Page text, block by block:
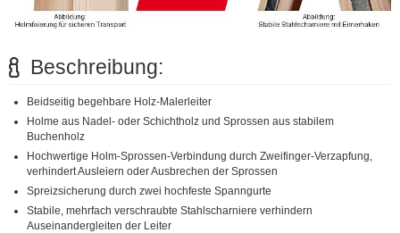
Beschreibung:
Beidseitig begehbare Holz-Malerleiter
Holme aus Nadel- oder Schichtholz und Sprossen aus stabilem
Buchenholz
Hochwertige Holm-Sprossen-Verbindung durch Zweifinger-Verzapfung,
verhindert Ausleiern oder Ausbrechen der Sprossen
Spreizsicherung durch zwei hochfeste Spanngurte
Stabile, mehrfach verschraubte Stahlscharniere verhindern
Auseinandergleiten der Leiter